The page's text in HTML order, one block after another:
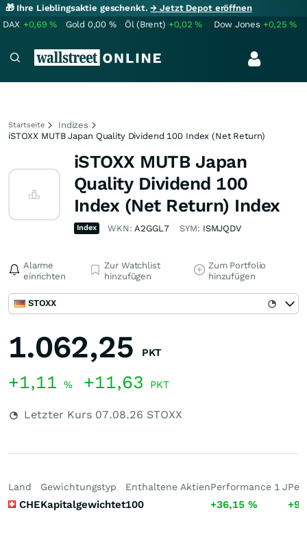
🎁 Ihre Lieblingsaktie geschenkt.→ Jetzt Depot eröffnen
DAX +0,69% Gold 0,00 % Öl (Brent) +0,02% Dow Jones +0,25%
Startseite
Indizes
iSTOXX MUTB Japan Quality Dividend 100 Index (Net Return)
iSTOXX MUTB Japan
Quality Dividend 100
Index (Net Return) Index
Index WKN:A2GGL7 SYM: ISMJQDV
Alarme
einrichten
Zur Watchlist
hinzufügen
Zum Portfolio
hinzufügen
STOXX
1.062,25 PKT
+1,11 % +11,63 PKT
Letzter Kurs 07.08.26 STOXX
Land
CHE
Gewichtungstyp
Kapitalgewichtet
Enthaltene Aktien
100
Performance 1 J
+36,15 %